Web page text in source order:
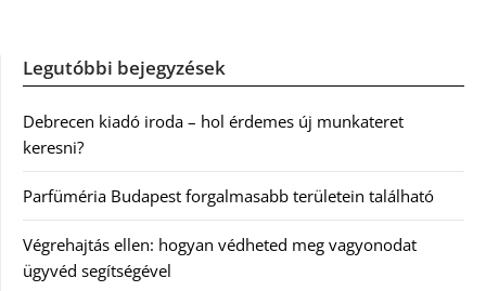
Legutóbbi bejegyzések
Debrecen kiadó iroda – hol érdemes új munkateret
keresni?
Parfüméria Budapest forgalmasabb területein található
Végrehajtás ellen: hogyan védheted meg vagyonodat
ügyvéd segítségével